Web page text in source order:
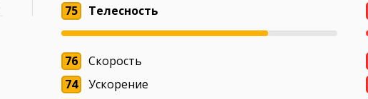
75 Телесность
76
Скорость
74
Ускорение